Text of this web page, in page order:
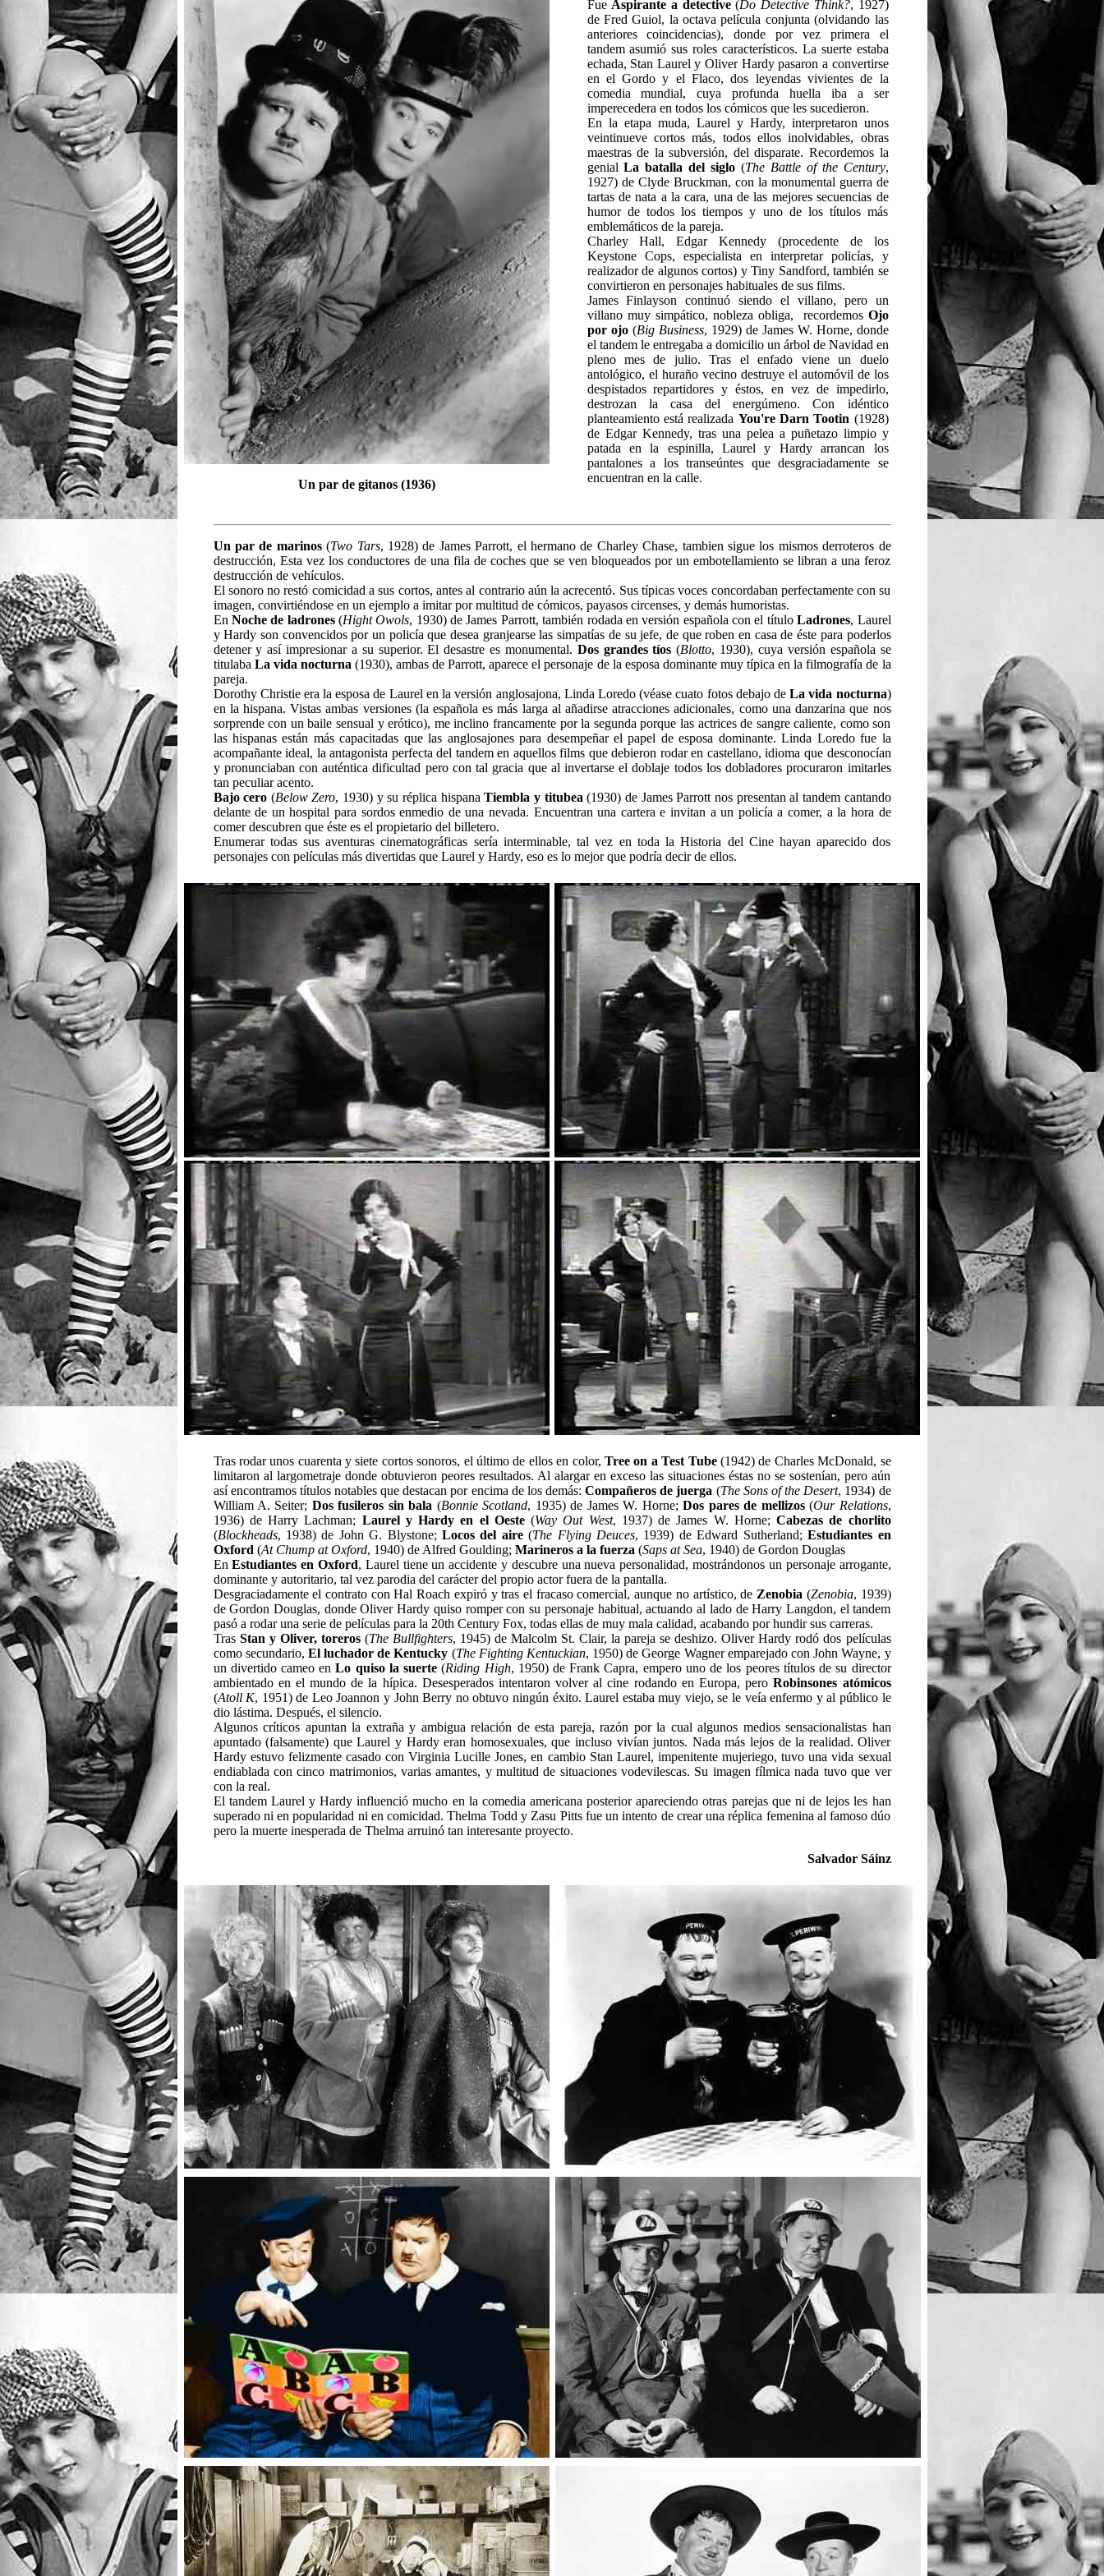
Un par de gitanos (1936)
Fue Aspirante a detective(Do Detective Think?, 1927)
de Fred Guiol, la octava película conjunta (olvidando las
anteriores coincidencias), donde por vez primera el
tandem asumió sus roles característicos. La suerte estaba
echada, Stan Laurel y Oliver Hardy pasaron a convertirse
en el Gordo y el Flaco, dos leyendas vivientes de la
comedia mundial, cuya profunda huella iba a ser
imperecedera en todos los cómicos que les sucedieron.
En la etapa muda, Laurel y Hardy, interpretaron unos
veintinueve cortos más, todos ellos inolvidables, obras
maestras de la subversión, del disparate. Recordemos la
genialLa batalla del siglo (The Battle of the Century,
1927) de Clyde Bruckman, con la monumental guerra de
tartas de nata a la cara, una de las mejores secuencias de
humor de todos los tiempos y uno de los títulos más
emblemáticos de la pareja.
Charley Hall, Edgar Kennedy (procedente de los
Keystone Cops, especialista en interpretar policías, y
realizador de algunos cortos) y Tiny Sandford, también se
convirtieron en personajes habituales de sus films.
James Finlayson continuó siendo el villano, pero un
villano muy simpático, nobleza obliga, recordemos Ojo
por ojo(Big Business, 1929) de James W. Horne, donde
el tandem le entregaba a domicilio un árbol de Navidad en
pleno mes de julio. Tras el enfado viene un duelo
antológico, el huraño vecino destruye el automóvil de los
despistados repartidores y éstos, en vez de impedirlo,
destrozan la casa del energúmeno. Con idéntico
planteamiento está realizada You're Darn Tootin (1928)
de Edgar Kennedy, tras una pelea a puñetazo limpio y
patada en la espinilla, Laurel y Hardy arrancan los
pantalones a los transeúntes que desgraciadamente se
encuentran en la calle.
Un par de marinos(Two Tars, 1928) de James Parrott, el hermano de Charley Chase, tambien sigue los mismos derroteros de
destrucción, Esta vez los conductores de una fila de coches que se ven bloqueados por un embotellamiento se libran a una feroz
destrucción de vehículos.
El sonoro no restó comicidad a sus cortos, antes al contrario aún la acrecentó. Sus típicas voces concordaban perfectamente con su
imagen, convirtiéndose en un ejemplo a imitar por multitud de cómicos, payasos circenses, y demás humoristas.
En Noche de ladrones(Hight Owols, 1930) de James Parrott, también rodada en versión española con el títuloLadrones, Laurel
y Hardy son convencidos por un policía que desea granjearse las simpatías de su jefe, de que roben en casa de éste para poderlos
detener y así impresionar a su superior. El desastre es monumental. Dos grandes tíos (Blotto, 1930), cuya versión española se
titulaba La vida nocturna (1930), ambas de Parrott, aparece el personaje de la esposa dominante muy típica en la filmografía de la
pareja.
Dorothy Christie era la esposa de Laurel en la versión anglosajona, Linda Loredo (véase cuato fotos debajo deLa vida nocturna)
en la hispana. Vistas ambas versiones (la española es más larga al añadirse atracciones adicionales, como una danzarina que nos
sorprende con un baile sensual y erótico), me inclino francamente por la segunda porque las actrices de sangre caliente, como son
las hispanas están más capacitadas que las anglosajones para desempeñar el papel de esposa dominante. Linda Loredo fue la
acompañante ideal, la antagonista perfecta del tandem en aquellos films que debieron rodar en castellano, idioma que desconocían
y pronunciaban con auténtica dificultad pero con tal gracia que al invertarse el doblaje todos los dobladores procuraron imitarles
tan peculiar acento.
Bajo cero (Below Zero, 1930) y su réplica hispanaTiembla y titubea (1930) de James Parrott nos presentan al tandem cantando
delante de un hospital para sordos enmedio de una nevada. Encuentran una cartera e invitan a un policía a comer, a la hora de
comer descubren que éste es el propietario del billetero.
Enumerar todas sus aventuras cinematográficas sería interminable, tal vez en toda la Historia del Cine hayan aparecido dos
personajes con películas más divertidas que Laurel y Hardy, eso es lo mejor que podría decir de ellos.
Tras rodar unos cuarenta y siete cortos sonoros, el último de ellos en color, Tree on a Test Tube(1942) de Charles McDonald, se
limitaron al largometraje donde obtuvieron peores resultados. Al alargar en exceso las situaciones éstas no se sostenían, pero aún
así encontramos títulos notables que destacan por encima de los demás:Compañeros de juerga (The Sons of the Desert, 1934) de
William A. Seiter; Dos fusileros sin bala (Bonnie Scotland, 1935) de James W. Horne;Dos pares de mellizos(Our Relations,
1936) de Harry Lachman; Laurel y Hardy en el Oeste(Way Out West, 1937) de James W. Horne; Cabezas de chorlito
(Blockheads, 1938) de John G. Blystone; Locos del aire(The Flying Deuces, 1939) de Edward Sutherland;Estudiantes en
Oxford (At Chump at Oxford, 1940) de Alfred Goulding; Marineros a la fuerza (Saps at Sea, 1940) de Gordon Douglas
EnEstudiantes en Oxford, Laurel tiene un accidente y descubre una nueva personalidad, mostrándonos un personaje arrogante,
dominante y autoritario, tal vez parodia del carácter del propio actor fuera de la pantalla.
Desgraciadamente el contrato con Hal Roach expiró y tras el fracaso comercial, aunque no artístico, de Zenobia (Zenobia, 1939)
de Gordon Douglas, donde Oliver Hardy quiso romper con su personaje habitual, actuando al lado de Harry Langdon, el tandem
pasó a rodar una serie de películas para la 20th Century Fox, todas ellas de muy mala calidad, acabando por hundir sus carreras.
Tras Stan y Oliver, toreros(The Bullfighters, 1945) de Malcolm St. Clair, la pareja se deshizo. Oliver Hardy rodó dos películas
como secundario, El luchador de Kentucky (The Fighting Kentuckian, 1950) de George Wagner emparejado con John Wayne, y
un divertido cameo enLo quiso la suerte (Riding High, 1950) de Frank Capra, empero uno de los peores títulos de su director
ambientado en el mundo de la hípica. Desesperados intentaron volver al cine rodando en Europa, peroRobinsones atómicos
(Atoll K, 1951) de Leo Joannon y John Berry no obtuvo ningún éxito. Laurel estaba muy viejo, se le veía enfermo y al público le
dio lástima. Después, el silencio.
Algunos críticos apuntan la extraña y ambigua relación de esta pareja, razón por la cual algunos medios sensacionalistas han
apuntado (falsamente) que Laurel y Hardy eran homosexuales, que incluso vivían juntos. Nada más lejos de la realidad. Oliver
Hardy estuvo felizmente casado con Virginia Lucille Jones, en cambio Stan Laurel, impenitente mujeriego, tuvo una vida sexual
endiablada con cinco matrimonios, varias amantes, y multitud de situaciones vodevilescas. Su imagen fílmica nada tuvo que ver
con la real.
El tandem Laurel y Hardy influenció mucho en la comedia americana posterior apareciendo otras parejas que ni de lejos les han
superado ni en popularidad ni en comicidad. Thelma Todd y Zasu Pitts fue un intento de crear una réplica femenina al famoso dúo
pero la muerte inesperada de Thelma arruinó tan interesante proyecto.
Salvador Sáinz